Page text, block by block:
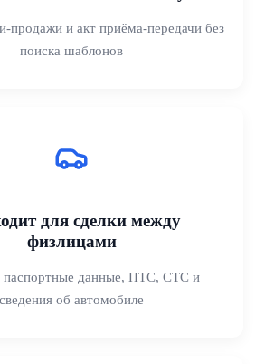
сделку через UDocument
для сделок между физическими
продажи и акт приёма-передачи без
поиска шаблонов
для сделки между
физлицами
паспортные данные, ПТС, СТС и
сведения об автомобиле